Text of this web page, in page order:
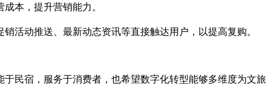
本，提升营销能力。
活动推送、最新动态资讯等直接触达用户，以提高复购。
民宿，服务于消费者，也希望数字化转型能够多维度为文旅